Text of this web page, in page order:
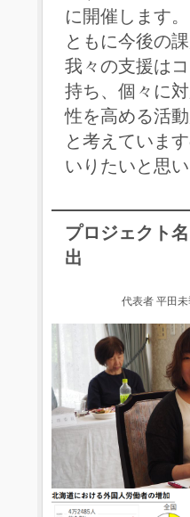
に開催します
ともに今後の
我々の支援は
持ち、個々に
性を高める活
と考えていま
いりたいと思
プロジェクト
出
代表者 平田